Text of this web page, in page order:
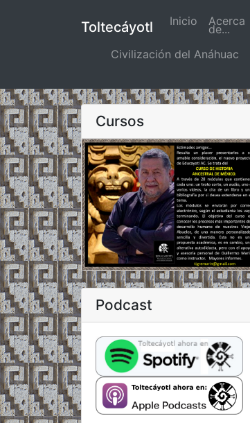
Toltecáyotl Inicio (actual)
Acerca
de...
Civilización del Anáhuac
Cursos
Podcast